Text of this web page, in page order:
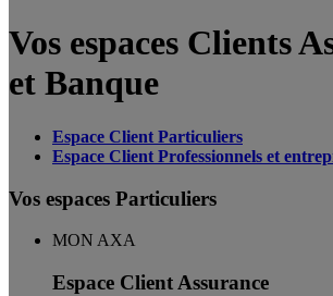
Vos espaces Clients
et Banque
Espace Client Particuliers
Espace Client Professionnels et
Vos espaces Particuliers
MON AXA
Espace Client Assurance